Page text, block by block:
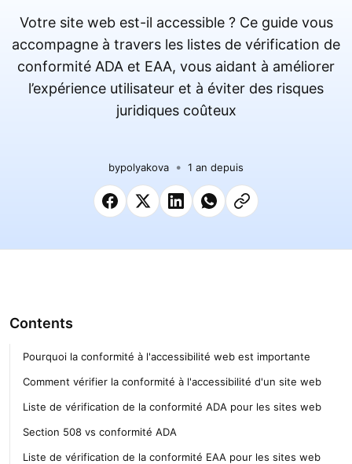
Votre site web est-il accessible ? Ce guide vous
accompagne à travers les listes de vérification de
conformité ADA et EAA, vous aidant à améliorer
l’expérience utilisateur et à éviter des risques
juridiques coûteux
bypolyakova 1 an depuis
Contents
Pourquoi la conformité à l'accessibilité web est importante
Comment vérifier la conformité à l'accessibilité d'un site web
Liste de vérification de la conformité ADA pour les sites web
Section 508 vs conformité ADA
Liste de vérification de la conformité EAA pour les sites web